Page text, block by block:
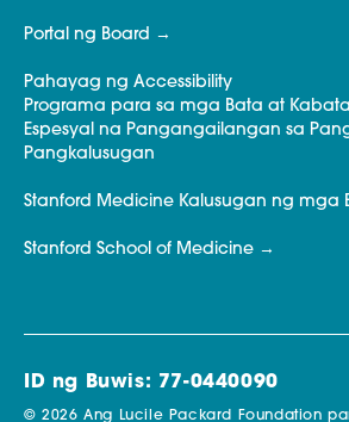
Portal ng Board
Pahayag ng Accessibility
Programa para sa mga Bata at
Espesyal na Pangangailangan sa
Pangkalusugan
Stanford Medicine Kalusugan ng mga
Stanford School of Medicine
ID ng Buwis: 77-0440090
© 2026 Ang Lucile Packard Foundation